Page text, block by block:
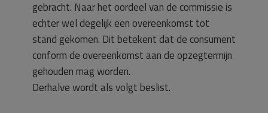
gebracht. Naar het oordeel van de commissie is
echter wel degelijk een overeenkomst tot
stand gekomen. Dit betekent dat de consument
conform de overeenkomst aan de opzegtermijn
gehouden mag worden.
Derhalve wordt als volgt beslist.